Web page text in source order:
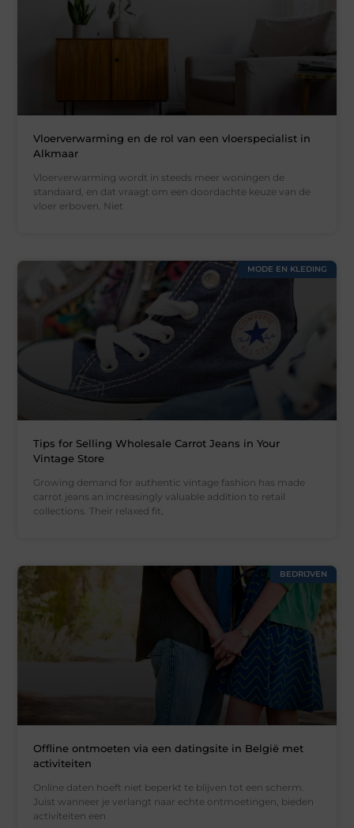
Vloerverwarming en de rol van een vloerspecialist in
Alkmaar
Vloerverwarming wordt in steeds meer woningen de
standaard, en dat vraagt om een doordachte keuze van de
vloer erboven. Niet
MODE EN KLEDING
Tips for Selling Wholesale Carrot Jeans in Your
Vintage Store
Growing demand for authentic vintage fashion has made
carrot jeans an increasingly valuable addition to retail
collections. Their relaxed fit,
BEDRIJVEN
Offline ontmoeten via een datingsite in België met
activiteiten
Online daten hoeft niet beperkt te blijven tot een scherm.
Juist wanneer je verlangt naar echte ontmoetingen, bieden
activiteiten een